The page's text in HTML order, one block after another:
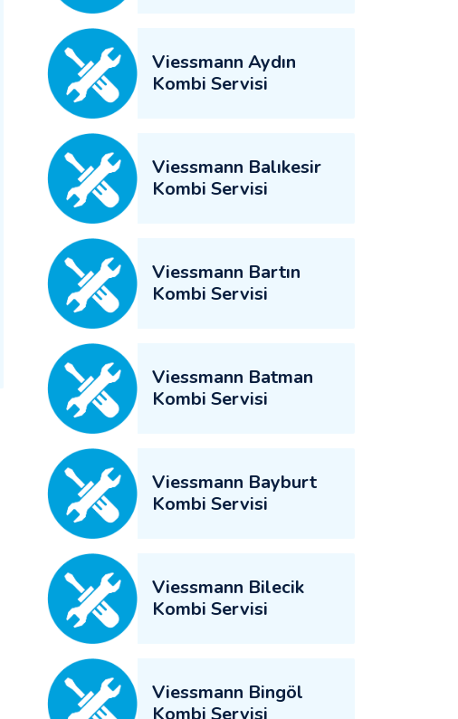
Viessmann Aydın
Kombi Servisi
Viessmann Balıkesir
Kombi Servisi
Viessmann Bartın
Kombi Servisi
Viessmann Batman
Kombi Servisi
Viessmann Bayburt
Kombi Servisi
Viessmann Bilecik
Kombi Servisi
Viessmann Bingöl
Kombi Servisi